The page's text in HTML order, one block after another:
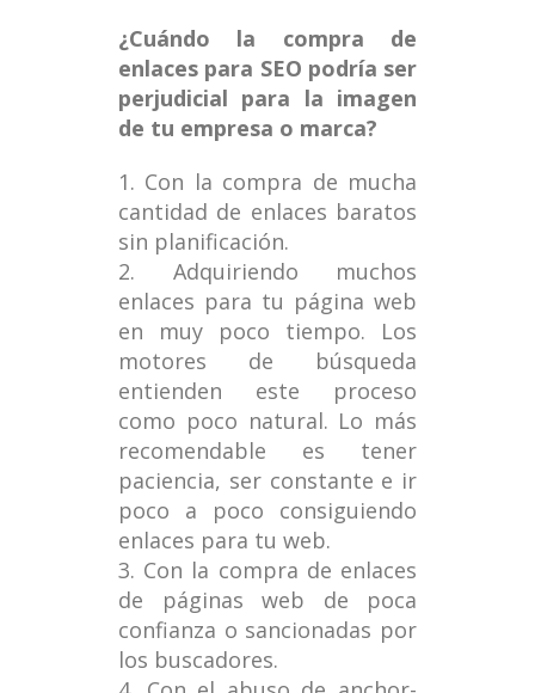
¿Cuándo la compra de
enlaces para SEO podría ser
perjudicial para la imagen
de tu empresa o marca?
Con la compra de mucha
cantidad de enlaces baratos
sin planificación.
Adquiriendo muchos
enlaces para tu página web
en muy poco tiempo. Los
motores de búsqueda
entienden este proceso
como poco natural. Lo más
recomendable es tener
paciencia, ser constante e ir
poco a poco consiguiendo
enlaces para tu web.
Con la compra de enlaces
de páginas web de poca
confianza o sancionadas por
los buscadores.